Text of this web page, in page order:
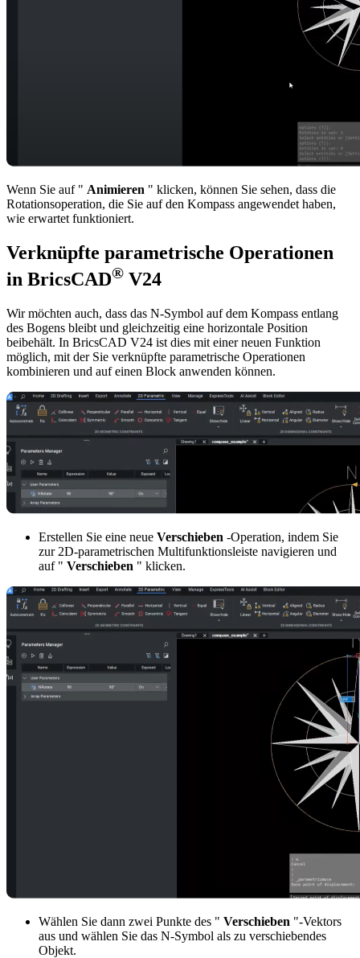
Wenn Sie auf " Animieren " klicken, können Sie sehen, dass die
Rotationsoperation, die Sie auf den Kompass angewendet haben,
wie erwartet funktioniert.
Verknüpfte parametrische Operationen
in BricsCAD® V24
Wir möchten auch, dass das N-Symbol auf dem Kompass entlang
des Bogens bleibt und gleichzeitig eine horizontale Position
beibehält. In BricsCAD V24 ist dies mit einer neuen Funktion
möglich, mit der Sie verknüpfte parametrische Operationen
kombinieren und auf einen Block anwenden können.
Erstellen Sie eine neue Verschieben -Operation, indem Sie
zur 2D-parametrischen Multifunktionsleiste navigieren und
auf " Verschieben " klicken.
Wählen Sie dann zwei Punkte des " Verschieben "-Vektors
aus und wählen Sie das N-Symbol als zu verschiebendes
Objekt.